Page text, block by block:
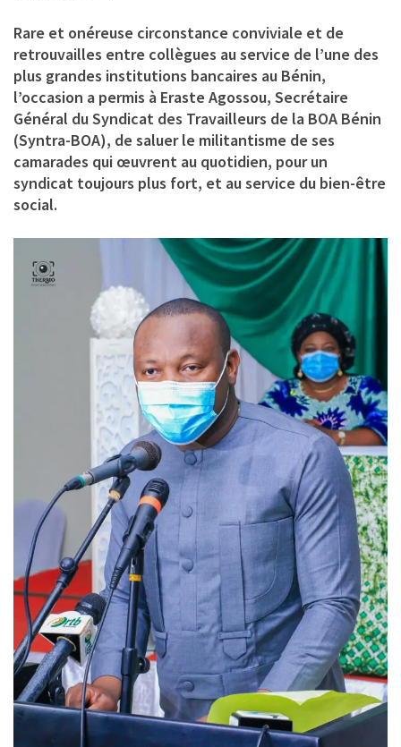
Rare et onéreuse circonstance conviviale et de
retrouvailles entre collègues au service de l’une des
plus grandes institutions bancaires au Bénin,
l’occasion a permis à Eraste Agossou, Secrétaire
Général du Syndicat des Travailleurs de la BOA Bénin
(Syntra-BOA), de saluer le militantisme de ses
camarades qui œuvrent au quotidien, pour un
syndicat toujours plus fort, et au service du bien-être
social.